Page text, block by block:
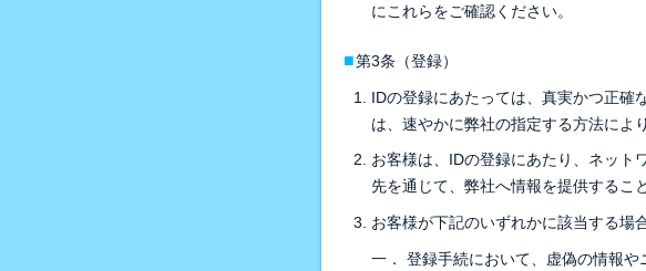
にこれらをご確認ください。
■第3条（登録）
IDの登録にあたっては、真実かつ正確
は、速やかに弊社の指定する方法によ
お客様は、IDの登録にあたり、ネット
先を通じて、弊社へ情報を提供するこ
お客様が下記のいずれかに該当する場
一． 登録手続において、虚偽の情報